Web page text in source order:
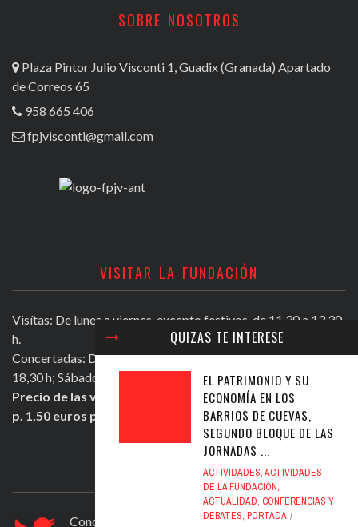
QUIZAS TE INTERESE
EL PATRIMONIO Y SU
ECONOMÍA EN LOS
BARRIOS DE CUEVAS,
SEGUNDO BLOQUE DE LAS
JORNADAS ...
ACTIVIDADES,ACTIVIDADES
DE LA FUNDACIÓN,
ACTUALIDAD, CONFERENCIAS Y
DEBATES, PORTADA
SOBRE NOSOTROS
Plaza Pintor Julio Visconti 1, Guadix (Granada) Apartado
de Correos 65
958 665 406
fpjvisconti@gmail.com
VISITAR LA FUNDACIÓN
Visítas: De lunes a viernes, excepto festivos, de 11,30 a 13,30
h.
Concertadas: De lunes a viernes excepto festivos, de 16,30 a
18,30 h; Sábados mañana de 11,30 a 13,30 h.
Precio de las visitas: Individual 2 euros. Grupos + de 10
p. 1,50 euros persona.
ULTIMOS TWEETS
Conocer Guadix y comarca, ficha nº 83. El